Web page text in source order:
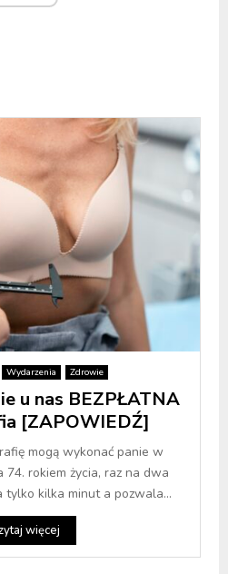
Wydarzenia Zdrowie
u nas BEZPŁATNA
[ZAPOWIEDŹ]
mogą wykonać panie w
74. rokiem życia, raz na dwa
kilka minut a pozwala...
więcej